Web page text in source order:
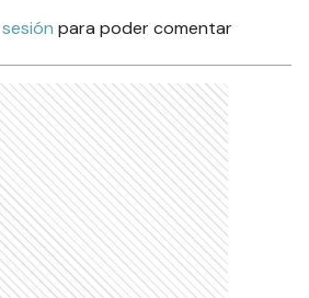
para poder comentar